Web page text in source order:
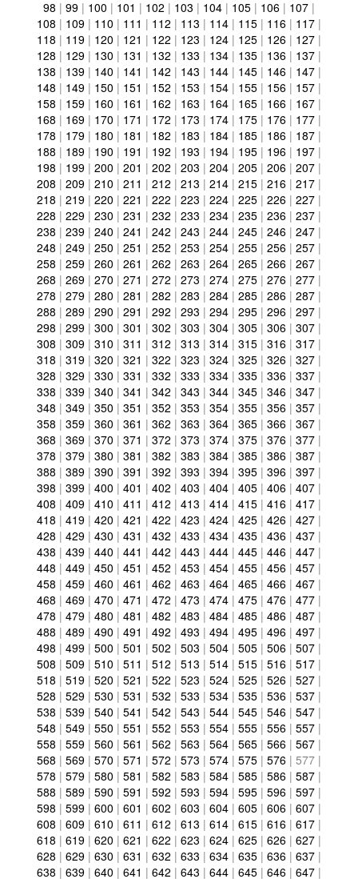
98 | 99 | 100 | 101 | 102 | 103 | 104 | 105 | 106 | 107 |
108 | 109 | 110 | 111 | 112 | 113 | 114 | 115 | 116 | 117 |
118 | 119 | 120 | 121 | 122 | 123 | 124 | 125 | 126 | 127 |
128 | 129 | 130 | 131 | 132 | 133 | 134 | 135 | 136 | 137 |
138 | 139 | 140 | 141 | 142 | 143 | 144 | 145 | 146 | 147 |
148 | 149 | 150 | 151 | 152 | 153 | 154 | 155 | 156 | 157 |
158 | 159 | 160 | 161 | 162 | 163 | 164 | 165 | 166 | 167 |
168 | 169 | 170 | 171 | 172 | 173 | 174 | 175 | 176 | 177 |
178 | 179 | 180 | 181 | 182 | 183 | 184 | 185 | 186 | 187 |
188 | 189 | 190 | 191 | 192 | 193 | 194 | 195 | 196 | 197 |
198 | 199 | 200 | 201 | 202 | 203 | 204 | 205 | 206 | 207 |
208 | 209 | 210 | 211 | 212 | 213 | 214 | 215 | 216 | 217 |
218 | 219 | 220 | 221 | 222 | 223 | 224 | 225 | 226 | 227 |
228 | 229 | 230 | 231 | 232 | 233 | 234 | 235 | 236 | 237 |
238 | 239 | 240 | 241 | 242 | 243 | 244 | 245 | 246 | 247 |
248 | 249 | 250 | 251 | 252 | 253 | 254 | 255 | 256 | 257 |
258 | 259 | 260 | 261 | 262 | 263 | 264 | 265 | 266 | 267 |
268 | 269 | 270 | 271 | 272 | 273 | 274 | 275 | 276 | 277 |
278 | 279 | 280 | 281 | 282 | 283 | 284 | 285 | 286 | 287 |
288 | 289 | 290 | 291 | 292 | 293 | 294 | 295 | 296 | 297 |
298 | 299 | 300 | 301 | 302 | 303 | 304 | 305 | 306 | 307 |
308 | 309 | 310 | 311 | 312 | 313 | 314 | 315 | 316 | 317 |
318 | 319 | 320 | 321 | 322 | 323 | 324 | 325 | 326 | 327 |
328 | 329 | 330 | 331 | 332 | 333 | 334 | 335 | 336 | 337 |
338 | 339 | 340 | 341 | 342 | 343 | 344 | 345 | 346 | 347 |
348 | 349 | 350 | 351 | 352 | 353 | 354 | 355 | 356 | 357 |
358 | 359 | 360 | 361 | 362 | 363 | 364 | 365 | 366 | 367 |
368 | 369 | 370 | 371 | 372 | 373 | 374 | 375 | 376 | 377 |
378 | 379 | 380 | 381 | 382 | 383 | 384 | 385 | 386 | 387 |
388 | 389 | 390 | 391 | 392 | 393 | 394 | 395 | 396 | 397 |
398 | 399 | 400 | 401 | 402 | 403 | 404 | 405 | 406 | 407 |
408 | 409 | 410 | 411 | 412 | 413 | 414 | 415 | 416 | 417 |
418 | 419 | 420 | 421 | 422 | 423 | 424 | 425 | 426 | 427 |
428 | 429 | 430 | 431 | 432 | 433 | 434 | 435 | 436 | 437 |
438 | 439 | 440 | 441 | 442 | 443 | 444 | 445 | 446 | 447 |
448 | 449 | 450 | 451 | 452 | 453 | 454 | 455 | 456 | 457 |
458 | 459 | 460 | 461 | 462 | 463 | 464 | 465 | 466 | 467 |
468 | 469 | 470 | 471 | 472 | 473 | 474 | 475 | 476 | 477 |
478 | 479 | 480 | 481 | 482 | 483 | 484 | 485 | 486 | 487 |
488 | 489 | 490 | 491 | 492 | 493 | 494 | 495 | 496 | 497 |
498 | 499 | 500 | 501 | 502 | 503 | 504 | 505 | 506 | 507 |
508 | 509 | 510 | 511 | 512 | 513 | 514 | 515 | 516 | 517 |
518 | 519 | 520 | 521 | 522 | 523 | 524 | 525 | 526 | 527 |
528 | 529 | 530 | 531 | 532 | 533 | 534 | 535 | 536 | 537 |
538 | 539 | 540 | 541 | 542 | 543 | 544 | 545 | 546 | 547 |
548 | 549 | 550 | 551 | 552 | 553 | 554 | 555 | 556 | 557 |
558 | 559 | 560 | 561 | 562 | 563 | 564 | 565 | 566 | 567 |
568 | 569 | 570 | 571 | 572 | 573 | 574 | 575 | 576 | 577 |
578 | 579 | 580 | 581 | 582 | 583 | 584 | 585 | 586 | 587 |
588 | 589 | 590 | 591 | 592 | 593 | 594 | 595 | 596 | 597 |
598 | 599 | 600 | 601 | 602 | 603 | 604 | 605 | 606 | 607 |
608 | 609 | 610 | 611 | 612 | 613 | 614 | 615 | 616 | 617 |
618 | 619 | 620 | 621 | 622 | 623 | 624 | 625 | 626 | 627 |
628 | 629 | 630 | 631 | 632 | 633 | 634 | 635 | 636 | 637 |
638 | 639 | 640 | 641 | 642 | 643 | 644 | 645 | 646 | 647 |